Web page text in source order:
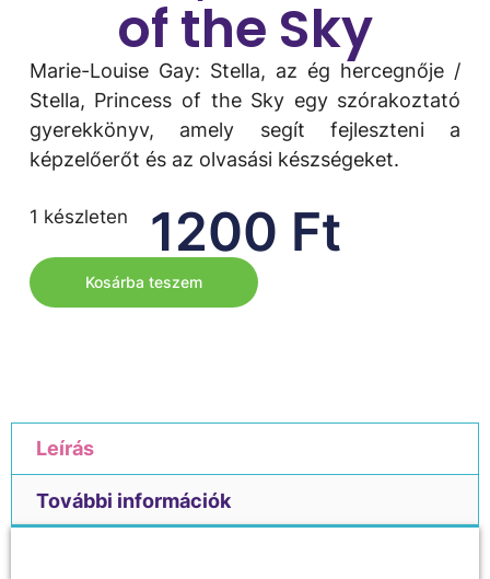
of the Sky
Marie-Louise Gay: Stella, ​az ég hercegnője /
Stella, Princess of the Sky egy szórakoztató
gyerekkönyv, amely segít fejleszteni a
képzelőerőt és az olvasási készségeket.
1200 Ft
1 készleten
Kosárba teszem
Leírás
További információk